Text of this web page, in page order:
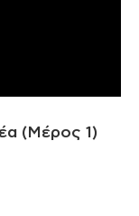
(Μέρος 1)